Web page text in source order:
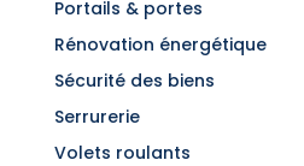
Portails & portes
Rénovation énergétique
Sécurité des biens
Serrurerie
Volets roulants